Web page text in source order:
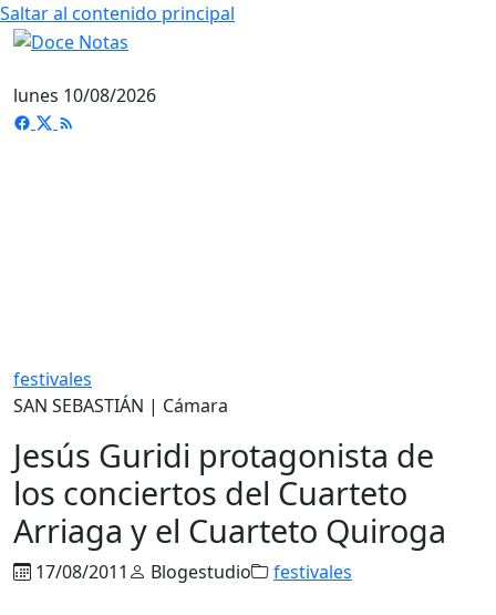
Saltar al contenido principal
lunes 10/08/2026
festivales
SAN SEBASTIÁN | Cámara
Jesús Guridi protagonista de
los conciertos del Cuarteto
Arriaga y el Cuarteto Quiroga
17/08/2011 Blogestudio festivales